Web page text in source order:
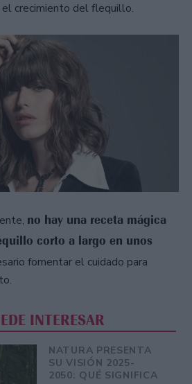
el crecimiento del flequillo.
no hay una receta mágica
corto a largo en unos
fomentar el cuidado para
INTERESAR
NATURA PRESENTA
SU VISIÓN 2025-
2050: QUÉ SIGNIFICA